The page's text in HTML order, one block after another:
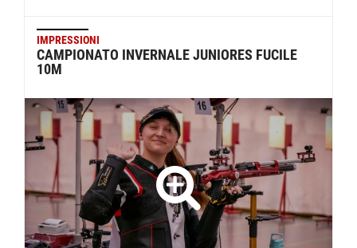
IMPRESSIONI
CAMPIONATO INVERNALE JUNIORES FUCILE
10M